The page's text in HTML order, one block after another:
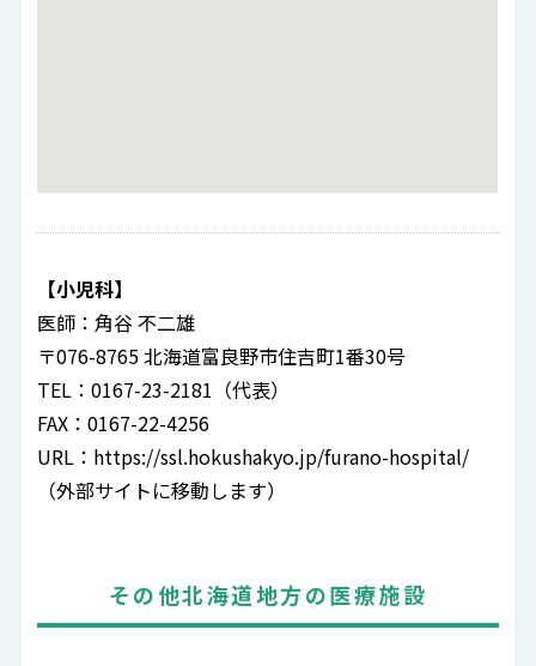
【小児科】
医師：角谷 不二雄
〒076-8765 北海道富良野市住吉町1番30号
TEL：0167-23-2181（代表）
FAX：0167-22-4256
URL： https://ssl.hokushakyo.jp/furano-hospital/
（外部サイトに移動します）
その他北海道地方の医療施設